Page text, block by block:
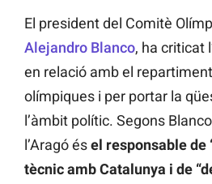
El president del Comitè
Alejandro Blanco, ha criticat
en relació amb el
olímpiques i per portar la
l’àmbit polític. Segons
l’Aragó ésel responsable de
tècnic amb Catalunya i de